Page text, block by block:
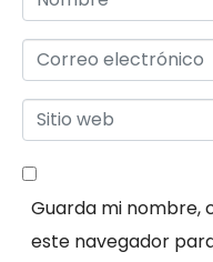
i
o
*
o
m
b
e
o
e
i
t
o
Guarda mi nombre,
este navegador